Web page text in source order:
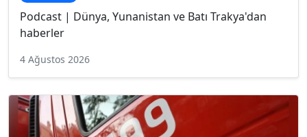
Podcast | Dünya, Yunanistan ve Batı Trakya'dan
haberler
4 Ağustos 2026